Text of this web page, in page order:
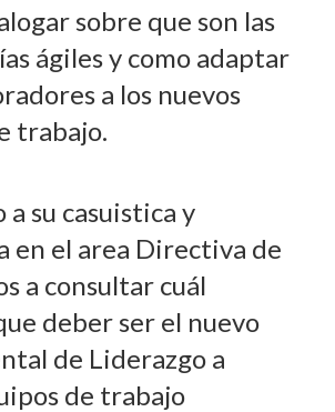
sobre que son las
ágiles y como adaptar
a los nuevos
trabajo.
a su casuistica y
en el area Directiva de
a consultar cuál
deber ser el nuevo
de Liderazgo a
de trabajo